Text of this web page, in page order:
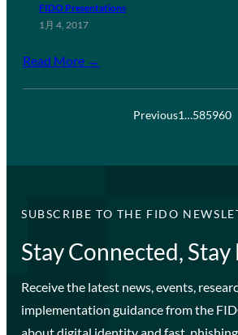
FIDO Presentations
1月 4, 2017
Read More →
Previous1…585960
SUBSCRIBE TO THE FIDO
Stay Connected, Stay
Receive the latest news, events,
implementation guidance from the
about digital identity and fast,